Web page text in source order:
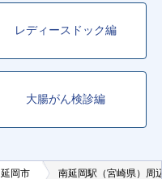
レディースドック編
大腸がん検診編
延岡市 南延岡駅（宮崎県）周